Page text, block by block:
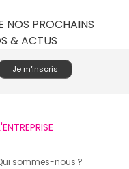
NOS PROCHAINS
& ACTUS
sommes-nous ?